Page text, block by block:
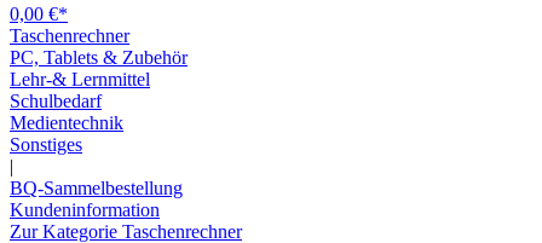
0,00 €*
Taschenrechner
PC, Tablets & Zubehör
Lehr-& Lernmittel
Schulbedarf
Medientechnik
Sonstiges
|
BQ-Sammelbestellung
Kundeninformation
Zur Kategorie Taschenrechner